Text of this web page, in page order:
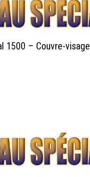
1500 – Couvre-visage